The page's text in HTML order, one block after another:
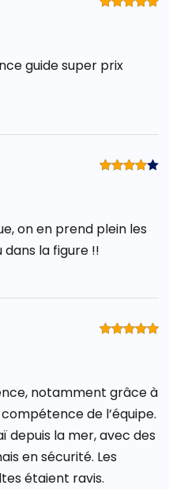
guide super prix
on en prend plein les
dans la figure !!
notamment grâce à
de l’équipe.
depuis la mer, avec des
en sécurité. Les
étaient ravis.